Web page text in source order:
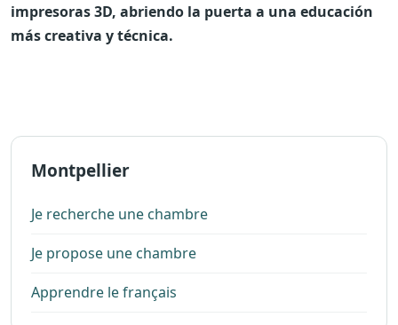
impresoras 3D, abriendo la puerta a una educación
más creativa y técnica.
Montpellier
Je recherche une chambre
Je propose une chambre
Apprendre le français